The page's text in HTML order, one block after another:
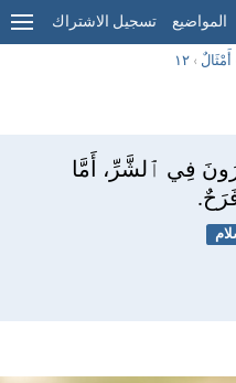
المواضيع تسجيل الاشتراك
أَمْثَالٌ ›١٢
فِي ٱلشَّرِّ، أَمَّا